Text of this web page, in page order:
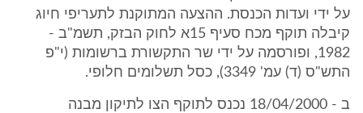
על ידי ועדות הכנסת. ההצעה המתוקנת לתעריפי חיוג
קיבלה תוקף מכח סעיף 15א לחוק הבזק, תשמ"ב -
1982, ופורסמה על ידי שר התקשורת ברשומות (י"פ
התש"ס (ד) עמ' 3349), כסל תשלומים חלופי.
ב - 18/04/2000 נכנס לתוקף הצו לתיקון מבנה